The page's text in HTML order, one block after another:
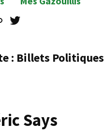
Mes
: Billets Politiques
Says